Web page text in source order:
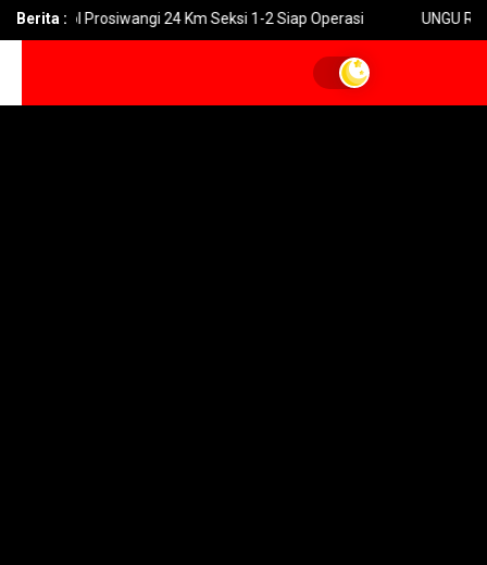
Berita :
Prosiwangi 24 Km Seksi 1-2 Siap Operasi UNGU Rilis Video